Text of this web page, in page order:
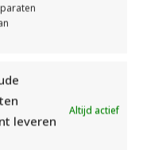
leveren
Altijd actief